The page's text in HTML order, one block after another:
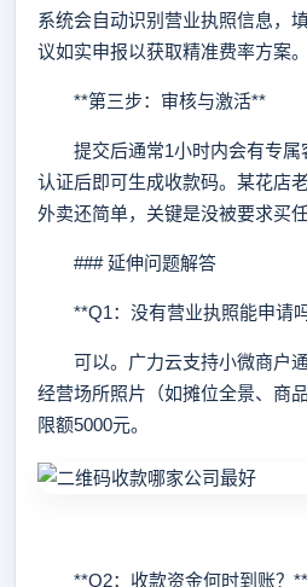
系统会自动识别营业执照信息，
议如实申报以获取精准费率方案。
**第三步：审核与激活**
提交后通常1小时内会有专属
认证后即可生成收款码。某花店
外卖还简单，关键是没被要求买
### 延伸问题解答
**Q1：没有营业执照能申请
可以。广力云支持小微商户通
经营场所照片（如摊位全景、商
限额5000元。
**Q2：收款资金何时到账？**